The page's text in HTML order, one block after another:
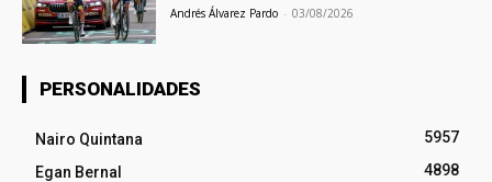
Andrés Álvarez Pardo - 03/08/2026
PERSONALIDADES
Nairo Quintana
5957
Egan Bernal
4898